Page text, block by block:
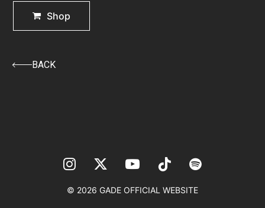
Shop
BACK
© 2026 GADE OFFICIAL WEBSITE